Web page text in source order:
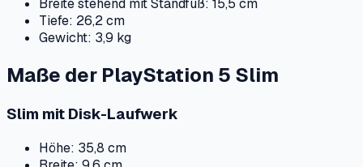
Breite stehend mit Standfuß: 15,5 cm
Tiefe: 26,2 cm
Gewicht: 3,9 kg
Maße der PlayStation 5 Slim
Slim mit Disk-Laufwerk
Höhe: 35,8 cm